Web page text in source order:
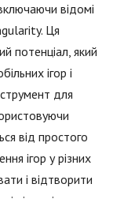
відомі
Ця
потенціал, який
ігор і
для
від простого
ігор у різних
і відтворити